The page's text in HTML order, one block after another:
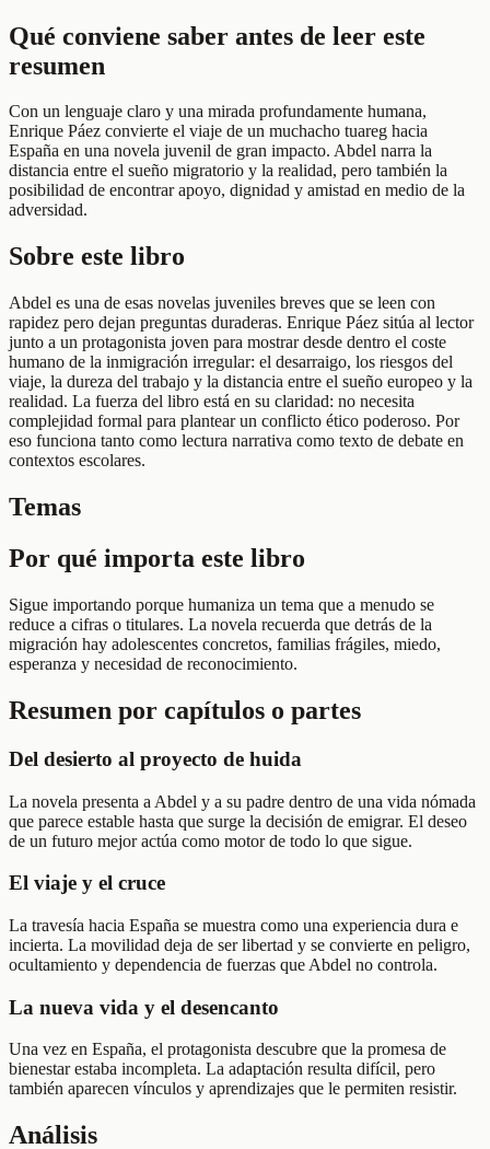
Qué conviene saber antes de leer este
resumen
Con un lenguaje claro y una mirada profundamente humana,
Enrique Páez convierte el viaje de un muchacho tuareg hacia
España en una novela juvenil de gran impacto. Abdel narra la
distancia entre el sueño migratorio y la realidad, pero también la
posibilidad de encontrar apoyo, dignidad y amistad en medio de la
adversidad.
Sobre este libro
Abdel es una de esas novelas juveniles breves que se leen con
rapidez pero dejan preguntas duraderas. Enrique Páez sitúa al lector
junto a un protagonista joven para mostrar desde dentro el coste
humano de la inmigración irregular: el desarraigo, los riesgos del
viaje, la dureza del trabajo y la distancia entre el sueño europeo y la
realidad. La fuerza del libro está en su claridad: no necesita
complejidad formal para plantear un conflicto ético poderoso. Por
eso funciona tanto como lectura narrativa como texto de debate en
contextos escolares.
Temas
Por qué importa este libro
Sigue importando porque humaniza un tema que a menudo se
reduce a cifras o titulares. La novela recuerda que detrás de la
migración hay adolescentes concretos, familias frágiles, miedo,
esperanza y necesidad de reconocimiento.
Resumen por capítulos o partes
Del desierto al proyecto de huida
La novela presenta a Abdel y a su padre dentro de una vida nómada
que parece estable hasta que surge la decisión de emigrar. El deseo
de un futuro mejor actúa como motor de todo lo que sigue.
El viaje y el cruce
La travesía hacia España se muestra como una experiencia dura e
incierta. La movilidad deja de ser libertad y se convierte en peligro,
ocultamiento y dependencia de fuerzas que Abdel no controla.
La nueva vida y el desencanto
Una vez en España, el protagonista descubre que la promesa de
bienestar estaba incompleta. La adaptación resulta difícil, pero
también aparecen vínculos y aprendizajes que le permiten resistir.
Análisis